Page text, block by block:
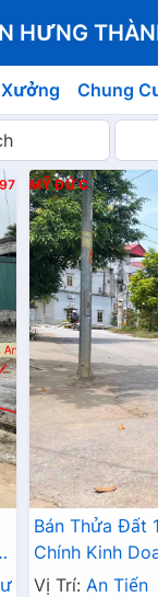
HƯNG
Chung
MỸ ĐỨC
Bán Thửa Đất
Chính Kinh
Mỹ Đức
Vị Trí: An Tiến